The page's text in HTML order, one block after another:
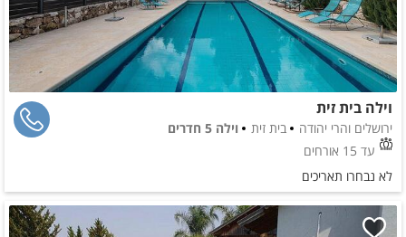
וילה בית זית
ירושלים והרי יהודה בית זית
וילה 5 חדרים
עד 15 אורחים
לא נבחרו תאריכים